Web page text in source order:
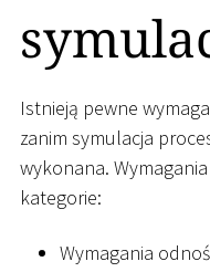
Istnieją pewne
zanim symulacja
wykonana.
kategorie:
Wymagania